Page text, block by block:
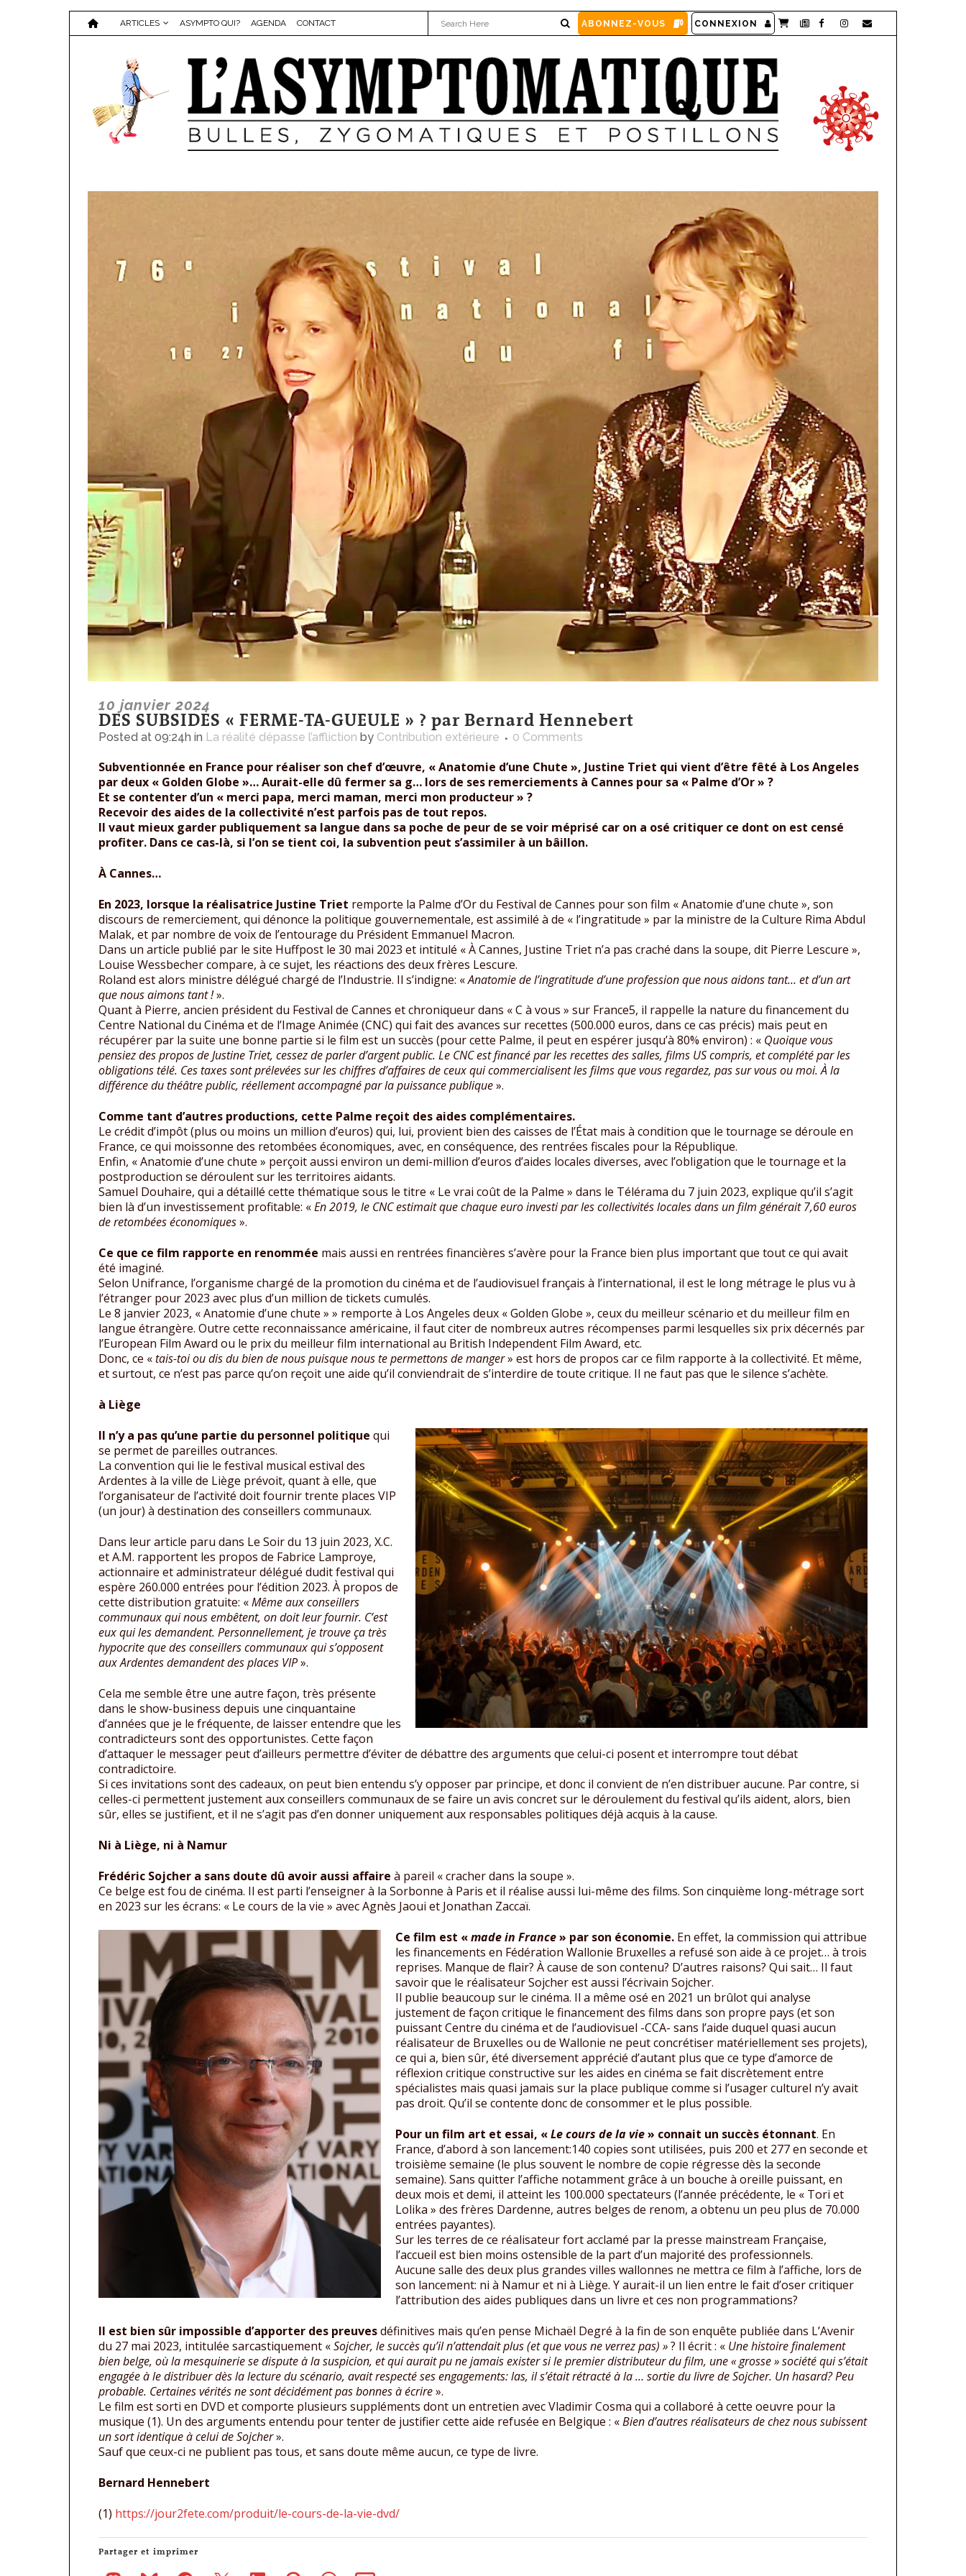
ARTICLES ASYMPTO QUI? AGENDA CONTACT ABONNEZ-VOUS CONNEXION
10 janvier 2024
DES SUBSIDES « FERME-TA-GUEULE » ? par Bernard Hennebert
Posted at 09:24h in La réalité dépasse l’affliction by Contribution extérieure 0 Comments
Subventionnée en France pour réaliser son chef d’œuvre, « Anatomie d’une Chute », Justine Triet qui vient d’être fêté à Los Angeles
par deux « Golden Globe »… Aurait-elle dû fermer sa g… lors de ses remerciements à Cannes pour sa « Palme d’Or » ?
Et se contenter d’un « merci papa, merci maman, merci mon producteur » ?
Recevoir des aides de la collectivité n’est parfois pas de tout repos.
Il vaut mieux garder publiquement sa langue dans sa poche de peur de se voir méprisé car on a osé critiquer ce dont on est censé
profiter. Dans ce cas-là, si l’on se tient coi, la subvention peut s’assimiler à un bâillon.
À Cannes…
En 2023, lorsque la réalisatrice Justine Triet remporte la Palme d’Or du Festival de Cannes pour son film « Anatomie d’une chute », son
discours de remerciement, qui dénonce la politique gouvernementale, est assimilé à de « l’ingratitude » par la ministre de la Culture Rima Abdul
Malak, et par nombre de voix de l’entourage du Président Emmanuel Macron.
Dans un article publié par le site Huffpost le 30 mai 2023 et intitulé « À Cannes, Justine Triet n’a pas craché dans la soupe, dit Pierre Lescure »,
Louise Wessbecher compare, à ce sujet, les réactions des deux frères Lescure.
Roland est alors ministre délégué chargé de l’Industrie. Il s’indigne: «Anatomie de l’ingratitude d’une profession que nous aidons tant… et d’un art
que nous aimons tant !».
Quant à Pierre, ancien président du Festival de Cannes et chroniqueur dans « C à vous » sur France5, il rappelle la nature du financement du
Centre National du Cinéma et de l’Image Animée (CNC) qui fait des avances sur recettes (500.000 euros, dans ce cas précis) mais peut en
récupérer par la suite une bonne partie si le film est un succès (pour cette Palme, il peut en espérer jusqu’à 80% environ) : « Quoique vous
pensiez des propos de Justine Triet, cessez de parler d’argent public. Le CNC est financé par les recettes des salles, films US compris, et complété par les
obligations télé. Ces taxes sont prélevées sur les chiffres d’affaires de ceux qui commercialisent les films que vous regardez, pas sur vous ou moi. À la
différence du théâtre public, réellement accompagné par la puissance publique».
Comme tant d’autres productions, cette Palme reçoit des aides complémentaires.
Le crédit d’impôt (plus ou moins un million d’euros) qui, lui, provient bien des caisses de l’État mais à condition que le tournage se déroule en
France, ce qui moissonne des retombées économiques, avec, en conséquence, des rentrées fiscales pour la République.
Enfin, « Anatomie d’une chute » perçoit aussi environ un demi-million d’euros d’aides locales diverses, avec l’obligation que le tournage et la
postproduction se déroulent sur les territoires aidants.
Samuel Douhaire, qui a détaillé cette thématique sous le titre « Le vrai coût de la Palme » dans le Télérama du 7 juin 2023, explique qu’il s’agit
bien là d’un investissement profitable: «En 2019, le CNC estimait que chaque euro investi par les collectivités locales dans un film générait 7,60 euros
de retombées économiques».
Ce que ce film rapporte en renommée mais aussi en rentrées financières s’avère pour la France bien plus important que tout ce qui avait
été imaginé.
Selon Unifrance, l’organisme chargé de la promotion du cinéma et de l’audiovisuel français à l’international, il est le long métrage le plus vu à
l’étranger pour 2023 avec plus d’un million de tickets cumulés.
Le 8 janvier 2023, « Anatomie d’une chute » » remporte à Los Angeles deux « Golden Globe », ceux du meilleur scénario et du meilleur film en
langue étrangère. Outre cette reconnaissance américaine, il faut citer de nombreux autres récompenses parmi lesquelles six prix décernés par
l’European Film Award ou le prix du meilleur film international au British Independent Film Award, etc.
Donc, ce «tais-toi ou dis du bien de nous puisque nous te permettons de manger» est hors de propos car ce film rapporte à la collectivité. Et même,
et surtout, ce n’est pas parce qu’on reçoit une aide qu’il conviendrait de s’interdire de toute critique. Il ne faut pas que le silence s’achète.
à Liège
Il n’y a pas qu’une partie du personnel politique qui
se permet de pareilles outrances.
La convention qui lie le festival musical estival des
Ardentes à la ville de Liège prévoit, quant à elle, que
l’organisateur de l’activité doit fournir trente places VIP
(un jour) à destination des conseillers communaux.
Dans leur article paru dans Le Soir du 13 juin 2023, X.C.
et A.M. rapportent les propos de Fabrice Lamproye,
actionnaire et administrateur délégué dudit festival qui
espère 260.000 entrées pour l’édition 2023. À propos de
cette distribution gratuite: «Même aux conseillers
communaux qui nous embêtent, on doit leur fournir. C’est
eux qui les demandent. Personnellement, je trouve ça très
hypocrite que des conseillers communaux qui s’opposent
aux Ardentes demandent des places VIP».
Cela me semble être une autre façon, très présente
dans le show-business depuis une cinquantaine
d’années que je le fréquente, de laisser entendre que les
contradicteurs sont des opportunistes. Cette façon
d’attaquer le messager peut d’ailleurs permettre d’éviter de débattre des arguments que celui-ci posent et interrompre tout débat
contradictoire.
Si ces invitations sont des cadeaux, on peut bien entendu s’y opposer par principe, et donc il convient de n’en distribuer aucune. Par contre, si
celles-ci permettent justement aux conseillers communaux de se faire un avis concret sur le déroulement du festival qu’ils aident, alors, bien
sûr, elles se justifient, et il ne s’agit pas d’en donner uniquement aux responsables politiques déjà acquis à la cause.
Ni à Liège, ni à Namur
Frédéric Sojcher a sans doute dû avoir aussi affaire à pareil « cracher dans la soupe ».
Ce belge est fou de cinéma. Il est parti l’enseigner à la Sorbonne à Paris et il réalise aussi lui-même des films. Son cinquième long-métrage sort
en 2023 sur les écrans: « Le cours de la vie » avec Agnès Jaoui et Jonathan Zaccaï.
Ce film est «made in France» par son économie. En effet, la commission qui attribue
les financements en Fédération Wallonie Bruxelles a refusé son aide à ce projet… à trois
reprises. Manque de flair? À cause de son contenu? D’autres raisons? Qui sait… Il faut
savoir que le réalisateur Sojcher est aussi l’écrivain Sojcher.
Il publie beaucoup sur le cinéma. Il a même osé en 2021 un brûlot qui analyse
justement de façon critique le financement des films dans son propre pays (et son
puissant Centre du cinéma et de l’audiovisuel -CCA- sans l’aide duquel quasi aucun
réalisateur de Bruxelles ou de Wallonie ne peut concrétiser matériellement ses projets),
ce qui a, bien sûr, été diversement apprécié d’autant plus que ce type d’amorce de
réflexion critique constructive sur les aides en cinéma se fait discrètement entre
spécialistes mais quasi jamais sur la place publique comme si l’usager culturel n’y avait
pas droit. Qu’il se contente donc de consommer et le plus possible.
Pour un film art et essai, «Le cours de la vie» connait un succès étonnant. En
France, d’abord à son lancement:140 copies sont utilisées, puis 200 et 277 en seconde et
troisième semaine (le plus souvent le nombre de copie régresse dès la seconde
semaine). Sans quitter l’affiche notamment grâce à un bouche à oreille puissant, en
deux mois et demi, il atteint les 100.000 spectateurs (l’année précédente, le « Tori et
Lolika » des frères Dardenne, autres belges de renom, a obtenu un peu plus de 70.000
entrées payantes).
Sur les terres de ce réalisateur fort acclamé par la presse mainstream Française,
l’accueil est bien moins ostensible de la part d’un majorité des professionnels.
Aucune salle des deux plus grandes villes wallonnes ne mettra ce film à l’affiche, lors de
son lancement: ni à Namur et ni à Liège. Y aurait-il un lien entre le fait d’oser critiquer
l’attribution des aides publiques dans un livre et ces non programmations?
Il est bien sûr impossible d’apporter des preuvesdéfinitives mais qu’en pense Michaël Degré à la fin de son enquête publiée dans L’Avenir
du 27 mai 2023, intitulée sarcastiquement «Sojcher, le succès qu’il n’attendait plus (et que vous ne verrez pas) »? Il écrit : « Une histoire finalement
bien belge, où la mesquinerie se dispute à la suspicion, et qui aurait pu ne jamais exister si le premier distributeur du film, une « grosse » société qui s’était
engagée à le distribuer dès la lecture du scénario, avait respecté ses engagements: las, il s’était rétracté à la … sortie du livre de Sojcher. Un hasard? Peu
probable. Certaines vérités ne sont décidément pas bonnes à écrire».
Le film est sorti en DVD et comporte plusieurs suppléments dont un entretien avec Vladimir Cosma qui a collaboré à cette oeuvre pour la
musique (1). Un des arguments entendu pour tenter de justifier cette aide refusée en Belgique : «Bien d’autres réalisateurs de chez nous subissent
un sort identique à celui de Sojcher».
Sauf que ceux-ci ne publient pas tous, et sans doute même aucun, ce type de livre.
Bernard Hennebert
(1) https://jour2fete.com/produit/le-cours-de-la-vie-dvd/
Partager et imprimer